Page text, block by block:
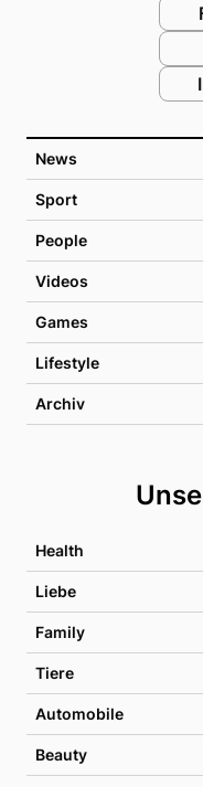
News
Sport
People
Videos
Games
Lifestyle
Archiv
Health
Liebe
Family
Tiere
Automobile
Beauty